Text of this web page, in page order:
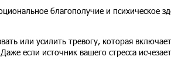
благополучие и психическое
или усилить тревогу, которая
если источник вашего стресса